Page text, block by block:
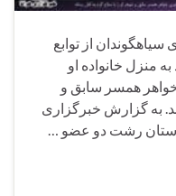
از توابع
منزل خانواده او
همسر سابق و
به گزارش خبرگزاری
رشت دو عضو …